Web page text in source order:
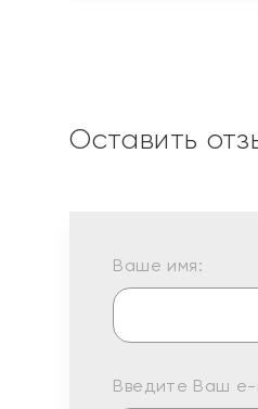
Оставить
Ваше имя:
Введите Ваш e-